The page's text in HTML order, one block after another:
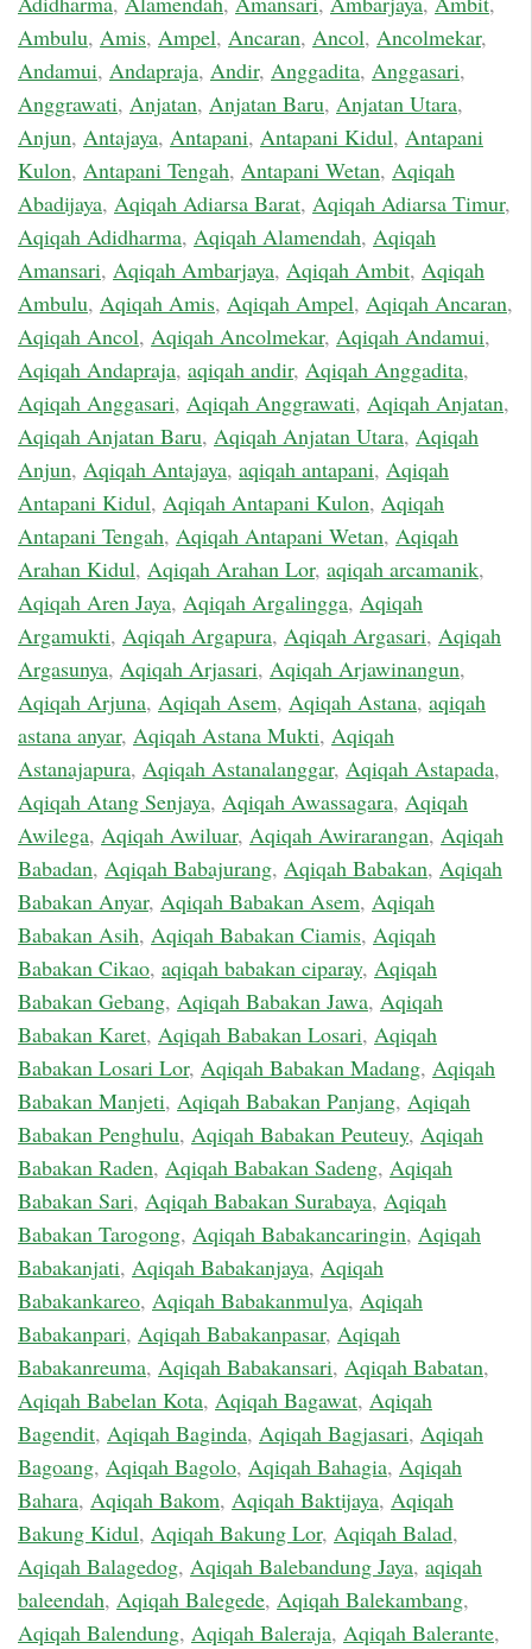
Ambulu, Amis, Ampel, Ancaran, Ancol, Ancolmekar,
Andamui, Andapraja, Andir, Anggadita, Anggasari,
Anggrawati, Anjatan, Anjatan Baru, Anjatan Utara,
Anjun, Antajaya, Antapani, Antapani Kidul, Antapani
Kulon, Antapani Tengah, Antapani Wetan, Aqiqah
Abadijaya, Aqiqah Adiarsa Barat, Aqiqah Adiarsa Timur,
Aqiqah Adidharma, Aqiqah Alamendah, Aqiqah
Amansari, Aqiqah Ambarjaya, Aqiqah Ambit, Aqiqah
Ambulu, Aqiqah Amis, Aqiqah Ampel, Aqiqah Ancaran,
Aqiqah Ancol, Aqiqah Ancolmekar, Aqiqah Andamui,
Aqiqah Andapraja, aqiqah andir, Aqiqah Anggadita,
Aqiqah Anggasari, Aqiqah Anggrawati, Aqiqah Anjatan,
Aqiqah Anjatan Baru, Aqiqah Anjatan Utara, Aqiqah
Anjun, Aqiqah Antajaya, aqiqah antapani, Aqiqah
Antapani Kidul, Aqiqah Antapani Kulon, Aqiqah
Antapani Tengah, Aqiqah Antapani Wetan, Aqiqah
Arahan Kidul, Aqiqah Arahan Lor, aqiqah arcamanik,
Aqiqah Aren Jaya, Aqiqah Argalingga, Aqiqah
Argamukti, Aqiqah Argapura, Aqiqah Argasari, Aqiqah
Argasunya, Aqiqah Arjasari, Aqiqah Arjawinangun,
Aqiqah Arjuna, Aqiqah Asem, Aqiqah Astana, aqiqah
astana anyar, Aqiqah Astana Mukti, Aqiqah
Astanajapura, Aqiqah Astanalanggar, Aqiqah Astapada,
Aqiqah Atang Senjaya, Aqiqah Awassagara, Aqiqah
Awilega, Aqiqah Awiluar, Aqiqah Awirarangan, Aqiqah
Babadan, Aqiqah Babajurang, Aqiqah Babakan, Aqiqah
Babakan Anyar, Aqiqah Babakan Asem, Aqiqah
Babakan Asih, Aqiqah Babakan Ciamis, Aqiqah
Babakan Cikao, aqiqah babakan ciparay, Aqiqah
Babakan Gebang, Aqiqah Babakan Jawa, Aqiqah
Babakan Karet, Aqiqah Babakan Losari, Aqiqah
Babakan Losari Lor, Aqiqah Babakan Madang, Aqiqah
Babakan Manjeti, Aqiqah Babakan Panjang, Aqiqah
Babakan Penghulu, Aqiqah Babakan Peuteuy, Aqiqah
Babakan Raden, Aqiqah Babakan Sadeng, Aqiqah
Babakan Sari, Aqiqah Babakan Surabaya, Aqiqah
Babakan Tarogong, Aqiqah Babakancaringin, Aqiqah
Babakanjati, Aqiqah Babakanjaya, Aqiqah
Babakankareo, Aqiqah Babakanmulya, Aqiqah
Babakanpari, Aqiqah Babakanpasar, Aqiqah
Babakanreuma, Aqiqah Babakansari, Aqiqah Babatan,
Aqiqah Babelan Kota, Aqiqah Bagawat, Aqiqah
Bagendit, Aqiqah Baginda, Aqiqah Bagjasari, Aqiqah
Bagoang, Aqiqah Bagolo, Aqiqah Bahagia, Aqiqah
Bahara, Aqiqah Bakom, Aqiqah Baktijaya, Aqiqah
Bakung Kidul, Aqiqah Bakung Lor, Aqiqah Balad,
Aqiqah Balagedog, Aqiqah Balebandung Jaya, aqiqah
baleendah, Aqiqah Balegede, Aqiqah Balekambang,
Aqiqah Balendung, Aqiqah Baleraja, Aqiqah Balerante,